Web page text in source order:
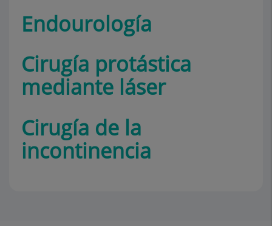
Endourología
Cirugía protástica
mediante láser
Cirugía de la
incontinencia